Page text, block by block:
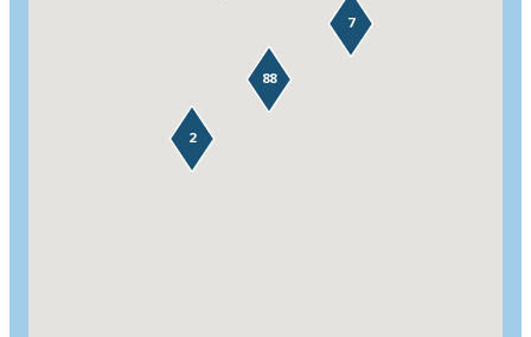
88
7
2